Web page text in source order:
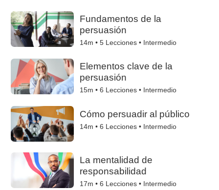
Fundamentos de la
persuasión
14m •5 Lecciones • Intermedio
Elementos clave de la
persuasión
15m •6 Lecciones • Intermedio
Cómo persuadir al público
14m •6 Lecciones • Intermedio
La mentalidad de
responsabilidad
17m •6 Lecciones • Intermedio